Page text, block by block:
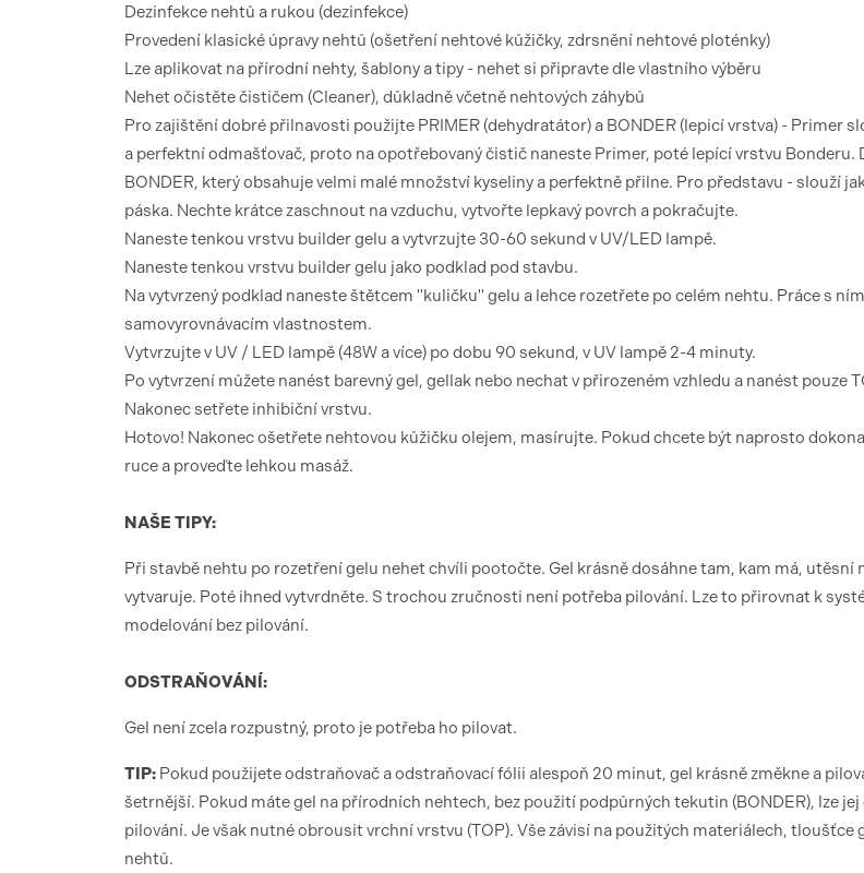
Dezinfekce nehtů a rukou (dezinfekce)
Provedení klasické úpravy nehtů (ošetření nehtové kůžičky, zdrsnění nehtové ploténky)
Lze aplikovat na přírodní nehty, šablony a tipy - nehet si připravte dle vlastního výběru
Nehet očistěte čističem (Cleaner), důkladně včetně nehtových záhybů
Pro zajištění dobré přilnavosti použijte PRIMER (dehydratátor) a BONDER (lepicí vrstva) - Primer
a perfektní odmašťovač, proto na opotřebovaný čistič naneste Primer, poté lepící vrstvu Bonderu.
BONDER, který obsahuje velmi malé množství kyseliny a perfektně přilne. Pro představu - slouží
páska. Nechte krátce zaschnout na vzduchu, vytvořte lepkavý povrch a pokračujte.
Naneste tenkou vrstvu builder gelu a vytvrzujte 30-60 sekund v UV/LED lampě.
Naneste tenkou vrstvu builder gelu jako podklad pod stavbu.
Na vytvrzený podklad naneste štětcem "kuličku" gelu a lehce rozetřete po celém nehtu. Práce s
samovyrovnávacím vlastnostem.
Vytvrzujte v UV / LED lampě (48W a více) po dobu 90 sekund, v UV lampě 2-4 minuty.
Po vytvrzení můžete nanést barevný gel, gellak nebo nechat v přirozeném vzhledu a nanést pouze
Nakonec setřete inhibiční vrstvu.
Hotovo! Nakonec ošetřete nehtovou kůžičku olejem, masírujte. Pokud chcete být naprosto
ruce a proveďte lehkou masáž.
NAŠE TIPY:
Při stavbě nehtu po rozetření gelu nehet chvíli pootočte. Gel krásně dosáhne tam, kam má, utěsní
vytvaruje. Poté ihned vytvrdněte. S trochou zručnosti není potřeba pilování. Lze to přirovnat k
modelování bez pilování.
ODSTRAŇOVÁNÍ:
Gel není zcela rozpustný, proto je potřeba ho pilovat.
TIP: Pokud použijete odstraňovač a odstraňovací fólii alespoň 20 minut, gel krásně změkne a
šetrnější. Pokud máte gel na přírodních nehtech, bez použití podpůrných tekutin (BONDER), lze
pilování. Je však nutné obrousit vrchní vrstvu (TOP). Vše závisí na použitých materiálech, tloušťce
nehtů.